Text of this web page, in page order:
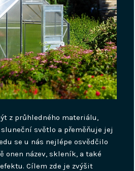
z průhledného materiálu,
světlo a přeměňuje jej
se u nás nejlépe osvědčilo
onen název, skleník, a také
Cílem zde je zvýšit